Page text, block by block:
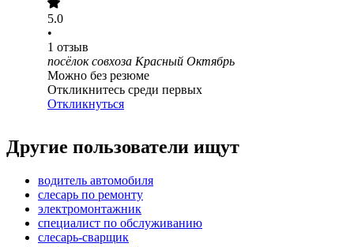
5.0
•
1 отзыв
посёлок совхоза Красный Октябрь
Можно без резюме
Откликнитесь среди первых
Откликнуться
Другие пользователи ищут
водитель автомобиля
слесарь по ремонту
электромонтажник
специалист по обслуживанию
слесарь-сварщик